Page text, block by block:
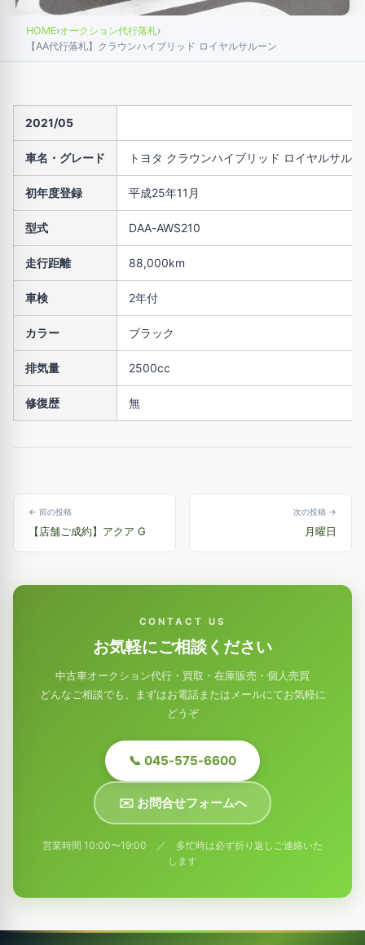
HOME›オークション代行落札›
【AA代行落札】クラウンハイブリッド ロイヤルサルーン
2021/05
車名・グレード トヨタ クラウンハイブリッド ロイヤルサル
初年度登録 平成25年11月
型式 DAA-AWS210
走行距離 88,000km
車検 2年付
カラー ブラック
排気量 2500cc
修復歴 無
← 前の投稿
【店舗ご成約】アクア G
次の投稿 →
月曜日
CONTACT US
お気軽にご相談ください
中古車オークション代行・買取・在庫販売・個人売買
どんなご相談でも、まずはお電話またはメールにてお気軽に
どうぞ
📞 045-575-6600
✉️ お問合せフォームへ
営業時間 10:00〜19:00 ／ 多忙時は必ず折り返しご連絡いた
します